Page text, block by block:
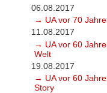
06.08.2017
→ UA vor 70
11.08.2017
→ UA vor 60
Welt
19.08.2017
→ UA vor 60
Story